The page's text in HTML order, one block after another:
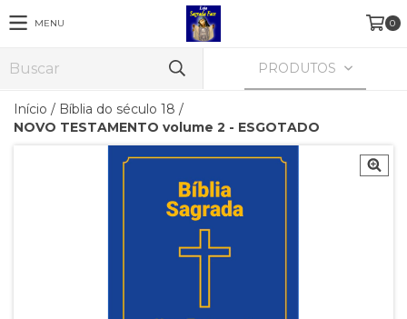
MENU 0
PRODUTOS
Início / Bíblia do século 18 /
NOVO TESTAMENTO volume 2 - ESGOTADO